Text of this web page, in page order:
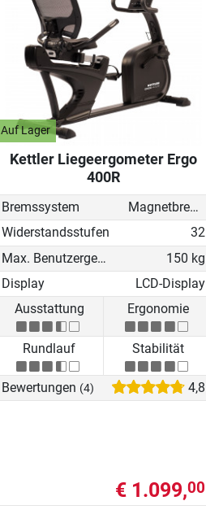
Auf Lager
Kettler Liegeergometer Ergo
400R
Bremssystem
Magnetbremse (elektronisch)
Widerstandsstufen
32
Max. Benutzergewicht
150 kg
Display
LCD-Display
Ausstattung
Ergonomie
Rundlauf Stabilität
Bewertungen (4) 4,8
€ 1.099,00